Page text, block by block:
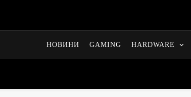
НОВИНИ GAMING HARDWARE